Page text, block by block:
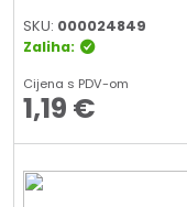
SKU: 000024849
Zaliha:
Cijena s PDV-om
1,19 €